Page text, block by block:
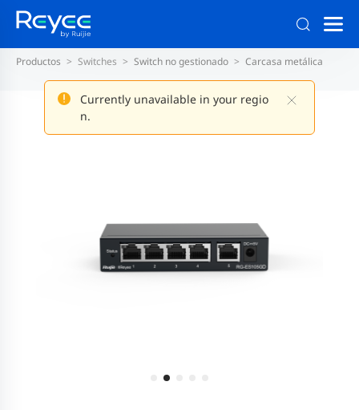
Currently unavailable in your regio
n.
Productos Switches Switch no gestionado Carcasa metálica